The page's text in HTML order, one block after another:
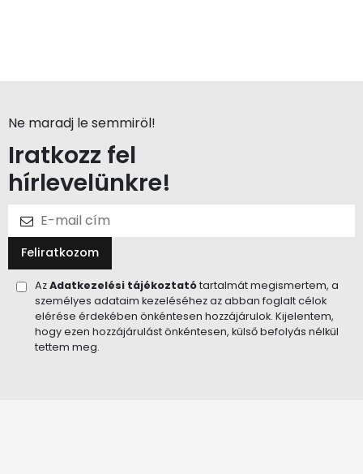
Ne maradj le semmiröl!
Iratkozz fel
hírlevelünkre!
Feliratkozom
AzAdatkezelési tájékoztatótartalmát megismertem, a
személyes adataim kezeléséhez az abban foglalt célok
elérése érdekében önkéntesen hozzájárulok. Kijelentem,
hogy ezen hozzájárulást önkéntesen, külső befolyás nélkül
tettem meg.